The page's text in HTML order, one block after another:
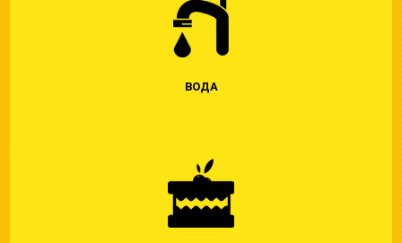
ВОДА